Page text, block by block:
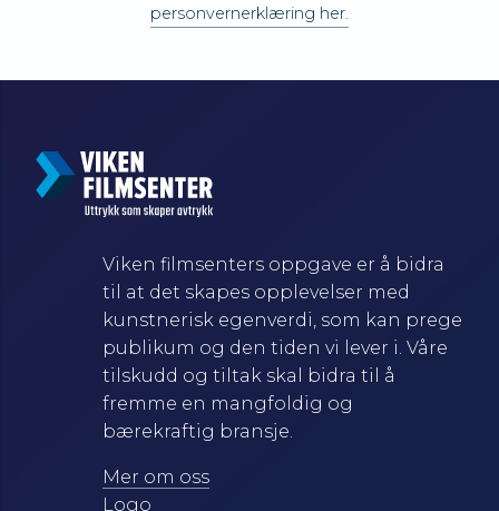
personvernerklæring her.
Viken filmsenters oppgave er å bidra
til at det skapes opplevelser med
kunstnerisk egenverdi, som kan prege
publikum og den tiden vi lever i. Våre
tilskudd og tiltak skal bidra til å
fremme en mangfoldig og
bærekraftig bransje.
Mer om oss
Logo